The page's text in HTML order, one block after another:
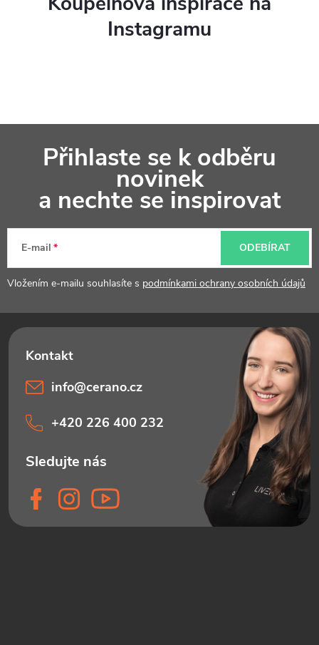
s
Instagramu
a
Přihlaste se k odběru
novinek
a nechte se inspirovat
E-mail
Vložením e-mailu souhlasíte s podmínkami ochrany osobních údajů
ODEBÍRAT
info@cerano.cz
+420 226 400 232